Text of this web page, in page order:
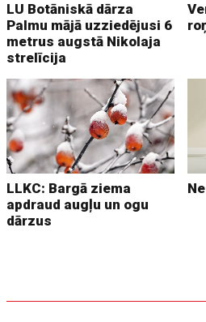
LU Botāniskā dārza
Palmu mājā uzziedējusi 6
metrus augstā Nikolaja
strelīcija
LLKC: Bargā ziema
apdraud augļu un ogu
dārzus